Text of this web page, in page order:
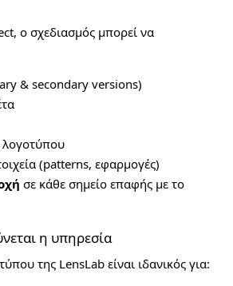
ο σχεδιασμός μπορεί να
& secondary versions)
λογοτύπου
(patterns, εφαρμογές)
σε κάθε σημείο επαφής με το
η υπηρεσία
της LensLab είναι ιδανικός για: